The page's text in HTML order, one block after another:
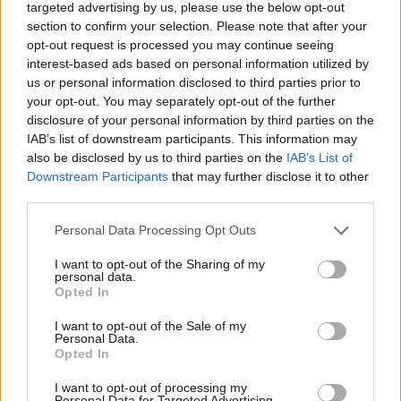
targeted advertising by us, please use the below opt-out
section to confirm your selection. Please note that after your
opt-out request is processed you may continue seeing
interest-based ads based on personal information utilized by
us or personal information disclosed to third parties prior to
your opt-out. You may separately opt-out of the further
disclosure of your personal information by third parties on the
IAB’s list of downstream participants. This information may
also be disclosed by us to third parties on the IAB’s List of
Downstream Participants that may further disclose it to other
Personal Data Processing Opt Outs
I want to opt-out of the Sharing of my
personal data.
Opted In
I want to opt-out of the Sale of my
Personal Data.
Opted In
I want to opt-out of processing my
esta vacuna.
Complicaciones del herpes zóster
Neuralgia post-herpética
La neuralgia posherpética se define como el dolor que
persiste por lo menos 90 días después de la aparición
de la erupción aguda del herpes zoster.
En este tipo de neuralgia existe un dolor severo que
zoster y tiene una duración continua varios meses
después de que la erupción se ha ido.
La frecuencia de la aparación de la neuralgia post-
quinta parte de los pacientes con herpes zoster
reportan algún dolor a los 3 meses después del inicio
de los síntomas, y el 15% reportan dolor a los 2 años.
Los factores de riesgo para la neuralgia posherpética